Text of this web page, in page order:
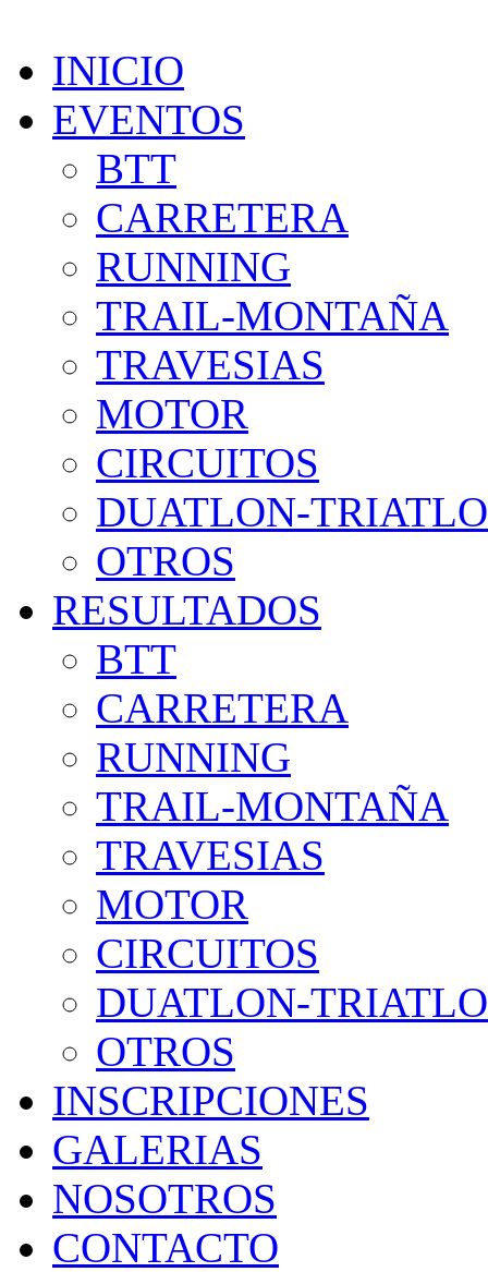
INICIO
EVENTOS
BTT
CARRETERA
RUNNING
TRAIL-MONTAÑA
TRAVESIAS
MOTOR
CIRCUITOS
DUATLON-
OTROS
RESULTADOS
BTT
CARRETERA
RUNNING
TRAIL-MONTAÑA
TRAVESIAS
MOTOR
CIRCUITOS
DUATLON-
OTROS
INSCRIPCIONES
GALERIAS
NOSOTROS
CONTACTO